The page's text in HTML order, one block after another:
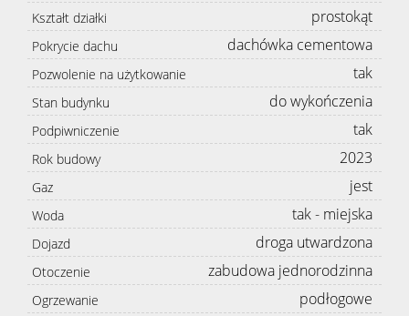
Kształt działki prostokąt
Pokrycie dachu dachówka cementowa
Pozwolenie na użytkowanie tak
Stan budynku do wykończenia
Podpiwniczenie tak
Rok budowy 2023
Gaz jest
Woda tak - miejska
Dojazd droga utwardzona
Otoczenie zabudowa jednorodzinna
Ogrzewanie podłogowe